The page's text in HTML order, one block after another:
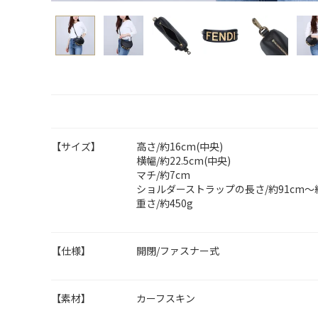
【サイズ】
高さ/約16cm(中央)
横幅/約22.5cm(中央)
マチ/約7cm
ショルダーストラップの長さ/約91cm
重さ/約450g
【仕様】 開閉/ファスナー式
【素材】 カーフスキン